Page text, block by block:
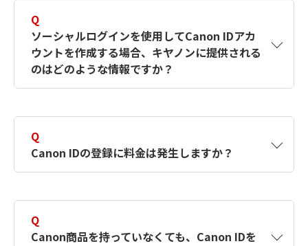
す。詳しい作成方法は【カメラ】Canon IDとは
何ですか？Canon IDの作成方法は？をご確認く
ださい。
Q
ソーシャルログインを使用してCanon IDアカ
ウントを作成する場合、キヤノンに提供される
のはどのような情報ですか？
択したサービスから取得します。アカウントを
簡単に作成できるように、この情報を使用して
Canon IDの登録フォームを入力します。
Q
Canon IDの登録に料金は発生しますか？
Q
Canon商品を持っていなくても、Canon IDを